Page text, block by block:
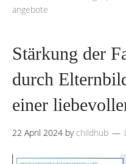
angebote
Stärkung der
durch
einer
22 April 2024 by childhub